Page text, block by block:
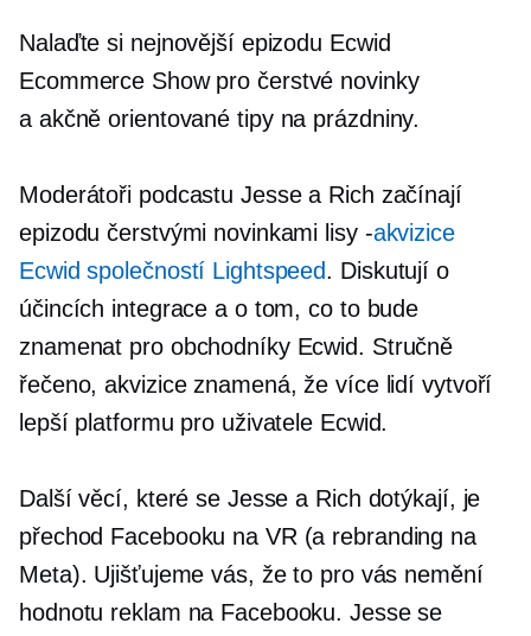
Nalaďte si nejnovější epizodu Ecwid
Ecommerce Show pro čerstvé novinky
a akčně orientované tipy na prázdniny.
Moderátoři podcastu Jesse a Rich začínají
epizodu čerstvými novinkami lisy -akvizice
Ecwid společností Lightspeed. Diskutují o
účincích integrace a o tom, co to bude
znamenat pro obchodníky Ecwid. Stručně
řečeno, akvizice znamená, že více lidí vytvoří
lepší platformu pro uživatele Ecwid.
Další věcí, které se Jesse a Rich dotýkají, je
přechod Facebooku na VR (a rebranding na
Meta). Ujišťujeme vás, že to pro vás nemění
hodnotu reklam na Facebooku. Jesse se